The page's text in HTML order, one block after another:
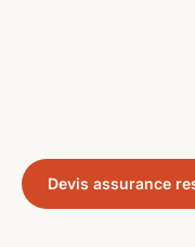
Devis assurance